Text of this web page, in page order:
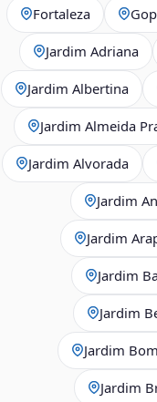
Fortaleza
Jardim Adriana
Jardim Albertina
Jardim Almeida
Jardim Alvorada
Jardim
Jardim
Jardim
Jardim
Jardim
Jardim